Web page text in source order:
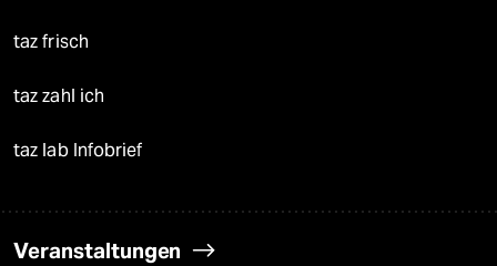
taz frisch
taz zahl ich
taz lab Infobrief
Veranstaltungen